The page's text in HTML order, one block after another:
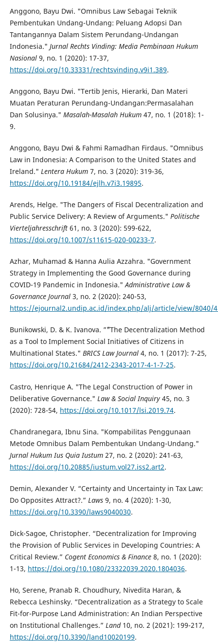
Anggono, Bayu Dwi. "Omnibus Law Sebagai Teknik
Pembentukan Undang-Undang: Peluang Adopsi Dan
Tantangannya Dalam Sistem Perundang-Undangan
Indonesia." Jurnal Rechts Vinding: Media Pembinaan Hukum
Nasional9, no. 1 (2020): 17-37,
https://doi.org/10.33331/rechtsvinding.v9i1.389.
Anggono, Bayu Dwi. "Tertib Jenis, Hierarki, Dan Materi
Muatan Peraturan Perundang-Undangan:Permasalahan
Dan Solusinya." Masalah-Masalah Hukum47, no. 1 (2018): 1-
9.
Anggono, Bayu Dwi & Fahmi Ramadhan Firdaus. "Omnibus
Law in Indonesia: A Comparison to the United States and
Ireland." Lentera Hukum7, no. 3 (2020): 319-36,
https://doi.org/10.19184/ejlh.v7i3.19895.
Arends, Helge. "The Dangers of Fiscal Decentralization and
Public Service Delivery: A Review of Arguments." Politische
Vierteljahresschrift61, no. 3 (2020): 599-622,
https://doi.org/10.1007/s11615-020-00233-7.
Azhar, Muhamad & Hanna Aulia Azzahra. "Government
Strategy in Implementing the Good Governance during
COVID-19 Pandemic in Indonesia."Administrative Law &
Governance Journal3, no. 2 (2020): 240-53,
https://ejournal2.undip.ac.id/index.php/alj/article/view/8040/
Bunikowski, D. & K. Ivanova. ”˜"The Decentralization Method
as a Tool to Implement Social Initiatives of Citizens in
Multinational States." BRICS Law Journal4, no. 1 (2017): 7-25,
https://doi.org/10.21684/2412-2343-2017-4-1-7-25.
Castro, Henrique A. "The Legal Construction of Power in
Deliberative Governance." Law & Social Inquiry45, no. 3
(2020): 728-54, https://doi.org/10.1017/lsi.2019.74.
Chandranegara, Ibnu Sina. "Kompabilitas Penggunaan
Metode Omnibus Dalam Pembentukan Undang-Undang."
Jurnal Hukum Ius Quia Iustum27, no. 2 (2020): 241-63,
https://doi.org/10.20885/iustum.vol27.iss2.art2.
Demin, Alexander V. “Certainty and Uncertainty in Tax Law:
Do Opposites Attract?.” Laws9, no. 4 (2020): 1-30,
https://doi.org/10.3390/laws9040030.
Dick-Sagoe, Christopher. “Decentralization for Improving
the Provision of Public Services in Developing Countries: A
Critical Review.” Cogent Economics & Finance8, no. 1 (2020):
1-13, https://doi.org/10.1080/23322039.2020.1804036.
Ho, Serene, Pranab R. Choudhury, Nivedita Haran, &
Rebecca Leshinsky. “Decentralization as a Strategy to Scale
Fit-for-Purpose Land Administration: An Indian Perspective
on Institutional Challenges.” Land10, no. 2 (2021): 199-217,
https://doi.org/10.3390/land10020199.